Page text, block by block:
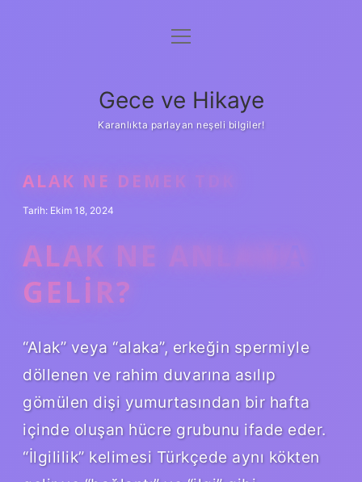
Anasayfa
Yasal Uyarı
menüyü
Gece ve Hikaye
Karanlıkta parlayan neşeli bilgiler!
ALAK NE DEMEK TDK
Tarih: Ekim 18, 2024
ALAK NE ANLAMA
GELIR?
“Alak” veya “alaka”, erkeğin spermiyle
döllenen ve rahim duvarına asılıp
gömülen dişi yumurtasından bir hafta
içinde oluşan hücre grubunu ifade eder.
“İlgililik” kelimesi Türkçede aynı kökten